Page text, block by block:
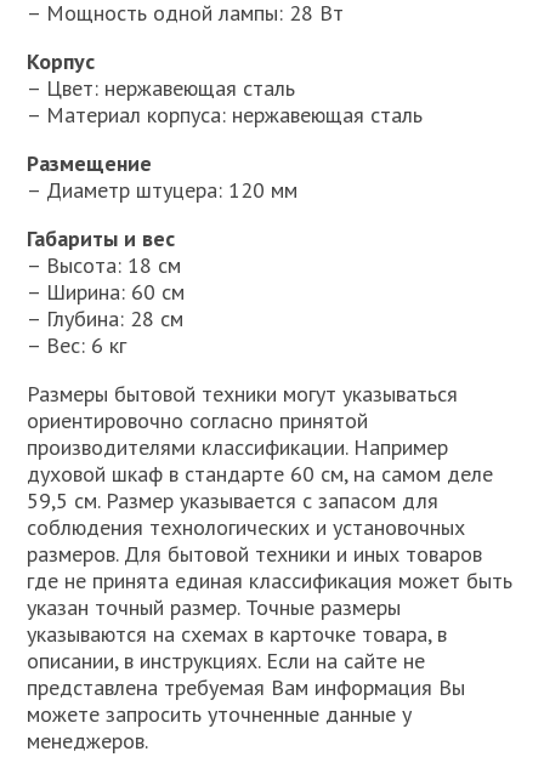
– Мощность одной лампы: 28 Вт
Корпус
– Цвет: нержавеющая сталь
– Материал корпуса: нержавеющая сталь
Размещение
– Диаметр штуцера: 120 мм
Габариты и вес
– Высота: 18 см
– Ширина: 60 см
– Глубина: 28 см
– Вес: 6 кг
Размеры бытовой техники могут указываться
ориентировочно согласно принятой
производителями классификации. Например
духовой шкаф в стандарте 60 см, на самом деле
59,5 см. Размер указывается с запасом для
соблюдения технологических и установочных
размеров. Для бытовой техники и иных товаров
где не принята единая классификация может быть
указан точный размер. Точные размеры
указываются на схемах в карточке товара, в
описании, в инструкциях. Если на сайте не
представлена требуемая Вам информация Вы
можете запросить уточненные данные у
менеджеров.